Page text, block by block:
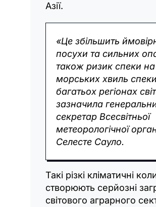
Азії.
«Це збільшить
посухи та сильних
також ризик спеки на
морських хвиль
багатьох регіонах
зазначила
секретар Всесвітньої
метеорологічної
Селесте Сауло.
Такі різкі кліматичні
створюють серйозні
світового аграрного